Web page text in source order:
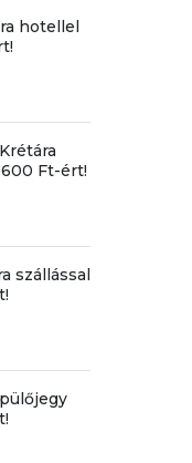
hotellel
Ft-ért!
szállással